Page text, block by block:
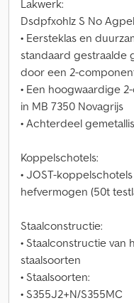
Lakwerk:
Dsdpfxohlz S No
• Eersteklas en
standaard gestraalde
door een 2-
• Een hoogwaardige
in MB 7350 Novagrijs
• Achterdeel
Koppelschotels:
• JOST-
hefvermogen (50t
Staalconstructie:
• Staalconstructie
staalsoorten
• Staalsoorten:
• S355J2+N/S355MC